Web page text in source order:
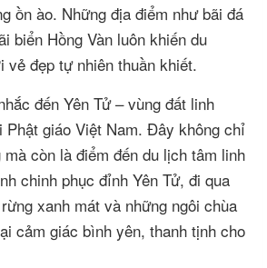
ồn ào. Những địa điểm như bãi đá
biển Hồng Vàn luôn khiến du
vẻ đẹp tự nhiên thuần khiết.
đếnYên Tử– vùng đất linh
Phật giáo Việt Nam. Đây không chỉ
còn là điểm đến du lịch tâm linh
chinh phục đỉnh Yên Tử, đi qua
xanh mát và những ngôi chùa
cảm giác bình yên, thanh tịnh cho